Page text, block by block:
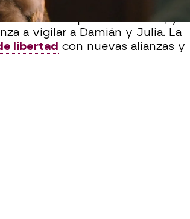
la búsqueda de Górriz, y un
a vigilar a Damián y Julia. La
libertad con nuevas alianzas y